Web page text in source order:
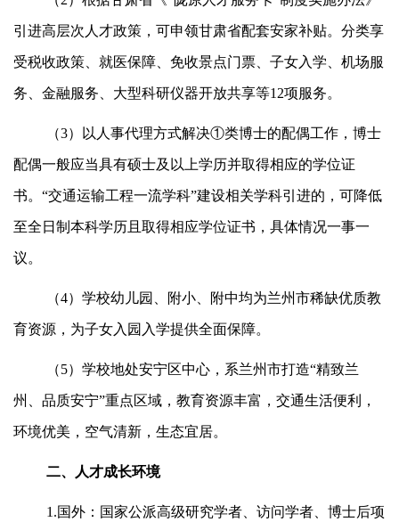
引进高层次人才政策，可申领甘肃省配套安家补贴。分类享
受税收政策、就医保障、免收景点门票、子女入学、机场服
务、金融服务、大型科研仪器开放共享等12项服务。
（3）以人事代理方式解决①类博士的配偶工作，博士
配偶一般应当具有硕士及以上学历并取得相应的学位证
书。“交通运输工程一流学科”建设相关学科引进的，可降低
至全日制本科学历且取得相应学位证书，具体情况一事一
议。
（4）学校幼儿园、附小、附中均为兰州市稀缺优质教
育资源，为子女入园入学提供全面保障。
（5）学校地处安宁区中心，系兰州市打造“精致兰
州、品质安宁”重点区域，教育资源丰富，交通生活便利，
环境优美，空气清新，生态宜居。
二、人才成长环境
1.国外：国家公派高级研究学者、访问学者、博士后项